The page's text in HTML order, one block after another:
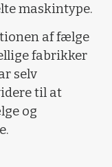
maskintype.
af fælge
fabrikker
selv
til at
og